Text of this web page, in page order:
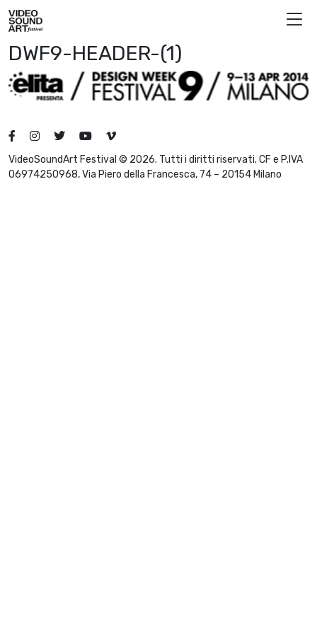
Skip to content
Video Sound Art
DWF9-HEADER-(1)
VideoSoundArt Festival © 2026. Tutti i diritti riservati. CF e P.IVA
06974250968, Via Piero della Francesca, 74 – 20154 Milano